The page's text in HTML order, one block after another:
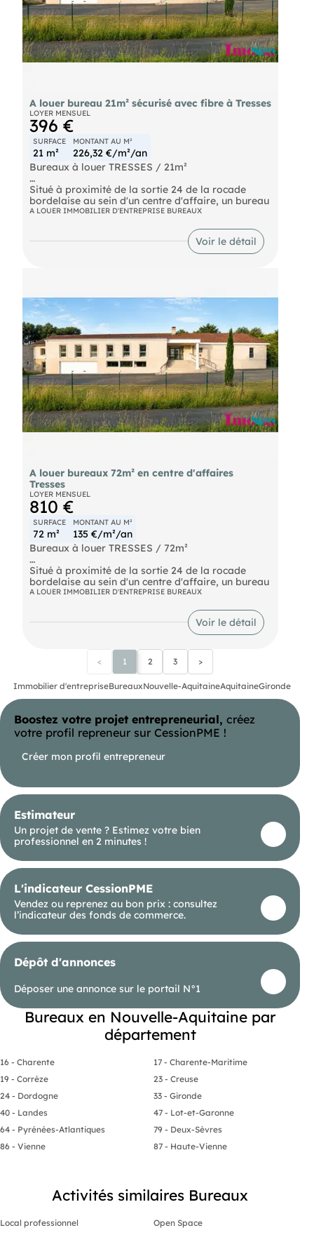
A louer bureau 21m² sécurisé avec fibre à Tresses
LOYER MENSUEL
396 €
SURFACE
21 m²
MONTANT AU M²
226,32 €/m²/an
Bureaux à louer TRESSES / 21m²
Situé à proximité de la sortie 24 de la rocade
bordelaise au sein d'un centre d'affaire, un bureau
à louer d'une surface d'environ 21m². Site
vidéosurveillance. Deux portails d'accès ouverts
de 7h30 à 20h30, avec code d'accès disponible en
dehors de ces horaires. Raccordement fibre
réversible.
A LOUER IMMOBILIER D'ENTREPRISE BUREAUX
Voir le détail
A louer bureaux 72m² en centre d'affaires
Tresses
LOYER MENSUEL
810 €
SURFACE
72 m²
MONTANT AU M²
135 €/m²/an
Bureaux à louer TRESSES / 72m²
Situé à proximité de la sortie 24 de la rocade
bordelaise au sein d'un centre d'affaire, un bureau
à louer d'une surface d'environ 72m². Site
vidéosurveillance. Deux portails d'accès ouverts
de 7h30 à 20h30, avec code d'accès disponible en
dehors de ces horaires. Raccordement fibre
optique. Food truck présent sur la parcelle.
Nombreuses places de stationnement. Espace de
repos à disposition des occupants. Climatisation
réversible.
A LOUER IMMOBILIER D'ENTREPRISE BUREAUX
Voir le détail
< 1 2 3 >
Immobilier d'entrepriseBureauxNouvelle-AquitaineAquitaineGironde
Boostez votre projet entrepreneurial, créez
votre profil repreneur sur CessionPME !
Créer mon profil entrepreneur
Estimateur
Un projet de vente ? Estimez votre bien
professionnel en 2 minutes !
L'indicateur CessionPME
Vendez ou reprenez au bon prix : consultez
l’indicateur des fonds de commerce.
Dépôt d'annonces
Déposer une annonce sur le portail N°1
Bureaux en Nouvelle-Aquitaine par
département
16 - Charente
17 - Charente-Maritime
19 - Corrèze
23 - Creuse
24 - Dordogne
33 - Gironde
40 - Landes
47 - Lot-et-Garonne
64 - Pyrénées-Atlantiques
79 - Deux-Sèvres
86 - Vienne
87 - Haute-Vienne
Activités similaires Bureaux
Local professionnel Open Space